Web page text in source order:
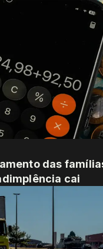
das
cai